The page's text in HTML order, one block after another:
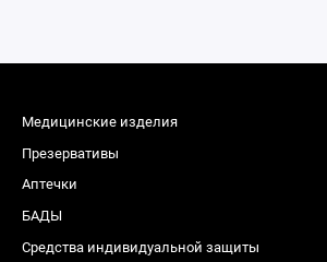
Медицинские изделия
Презервативы
Аптечки
БАДЫ
Средства индивидуальной защиты